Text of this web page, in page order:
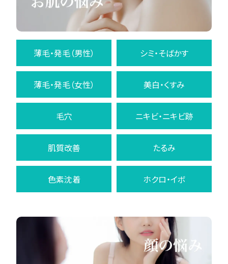
薄毛・発毛（男性） シミ・そばかす
薄毛・発毛（女性） 美白・くすみ
毛穴 ニキビ・ニキビ跡
肌質改善 たるみ
色素沈着 ホクロ・イボ